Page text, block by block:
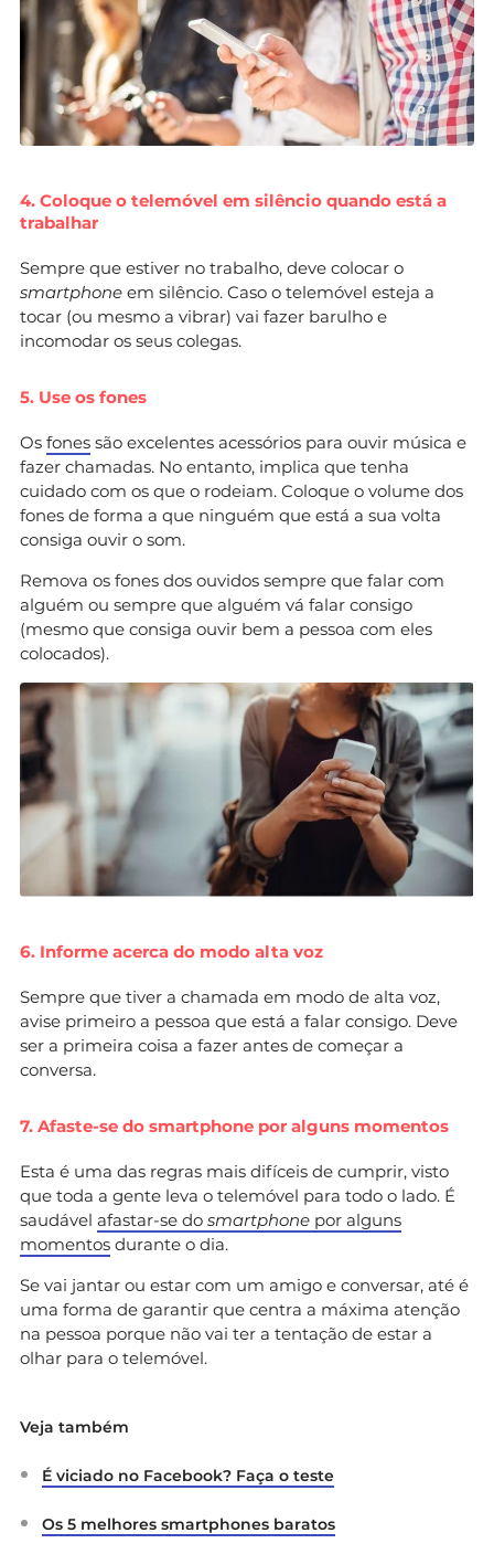
4. Coloque o telemóvel em silêncio quando está a
trabalhar
Sempre que estiver no trabalho, deve colocar o
smartphone em silêncio. Caso o telemóvel esteja a
tocar (ou mesmo a vibrar) vai fazer barulho e
incomodar os seus colegas.
5. Use os fones
Os fones são excelentes acessórios para ouvir música e
fazer chamadas. No entanto, implica que tenha
cuidado com os que o rodeiam. Coloque o volume dos
fones de forma a que ninguém que está a sua volta
consiga ouvir o som.
Remova os fones dos ouvidos sempre que falar com
alguém ou sempre que alguém vá falar consigo
(mesmo que consiga ouvir bem a pessoa com eles
colocados).
6. Informe acerca do modo alta voz
Sempre que tiver a chamada em modo de alta voz,
avise primeiro a pessoa que está a falar consigo. Deve
ser a primeira coisa a fazer antes de começar a
conversa.
7. Afaste-se do smartphone por alguns momentos
Esta é uma das regras mais difíceis de cumprir, visto
que toda a gente leva o telemóvel para todo o lado. É
saudável afastar-se do smartphone por alguns
momentos durante o dia.
Se vai jantar ou estar com um amigo e conversar, até é
uma forma de garantir que centra a máxima atenção
na pessoa porque não vai ter a tentação de estar a
olhar para o telemóvel.
Veja também
É viciado no Facebook? Faça o teste
Os 5 melhores smartphones baratos